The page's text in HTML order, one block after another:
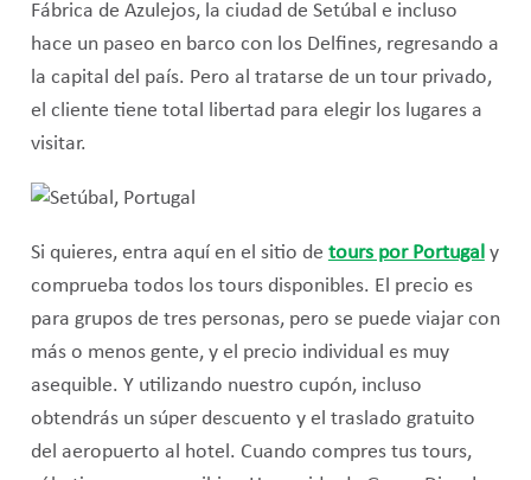
Fábrica de Azulejos, la ciudad de Setúbal e incluso
hace un paseo en barco con los Delfines, regresando a
la capital del país. Pero al tratarse de un tour privado,
el cliente tiene total libertad para elegir los lugares a
visitar.
Si quieres, entra aquí en el sitio de tours por Portugaly
comprueba todos los tours disponibles. El precio es
para grupos de tres personas, pero se puede viajar con
más o menos gente, y el precio individual es muy
asequible. Y utilizando nuestro cupón, incluso
obtendrás un súper descuento y el traslado gratuito
del aeropuerto al hotel. Cuando compres tus tours,